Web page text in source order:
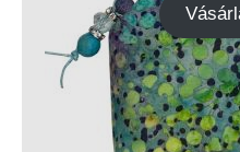
Alapanyagok,
A termékek
Ellynor története